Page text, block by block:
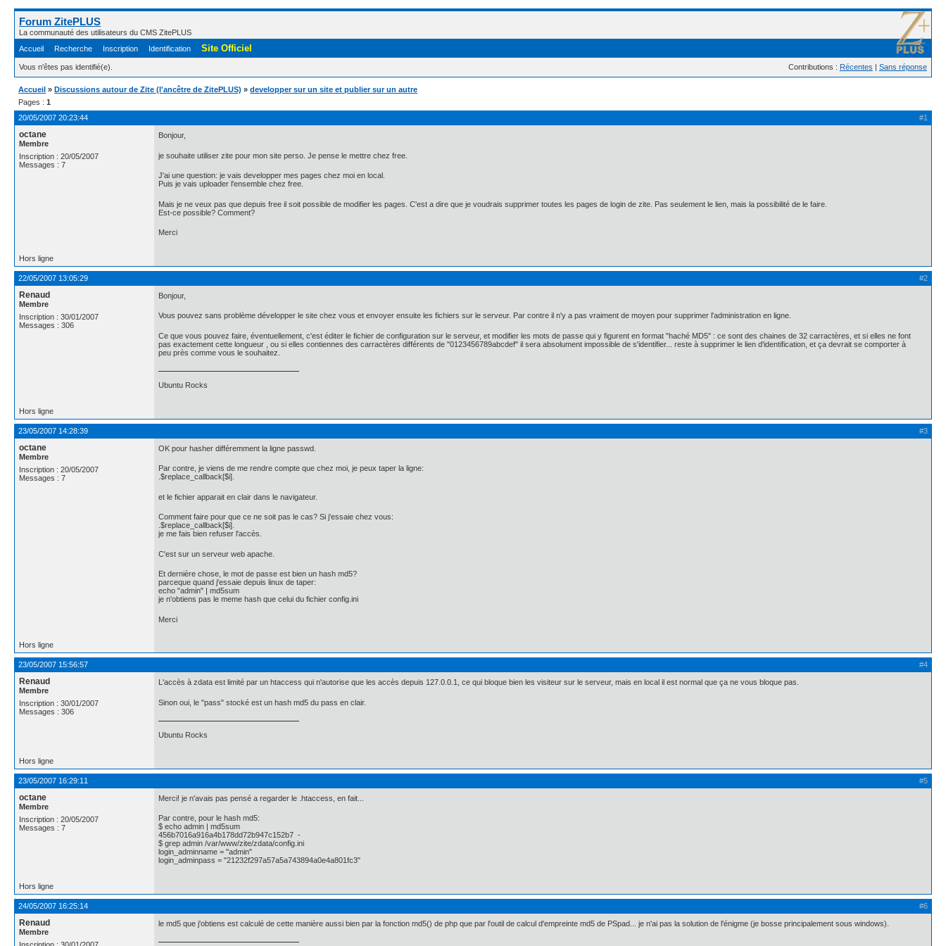
Forum ZitePLUS
La communauté des utilisateurs du CMS ZitePLUS
Accueil
Recherche Inscription Identification Site Officiel
Vous n'êtes pas identifié(e). Contributions : Récentes | Sans réponse
Accueil »Discussions autour de Zite (l'ancêtre de ZitePLUS) »developper sur un site et publier sur un autre
Pages :1
#1
20/05/2007 20:23:44
octane
Membre
Inscription : 20/05/2007
Messages : 7
Bonjour,
je souhaite utiliser zite pour mon site perso. Je pense le mettre chez free.
J'ai une question: je vais developper mes pages chez moi en local.
Puis je vais uploader l'ensemble chez free.
Mais je ne veux pas que depuis free il soit possible de modifier les pages. C'est a dire que je voudrais supprimer toutes les pages de login de zite. Pas seulement le lien, mais la possibilité de le faire.
Est-ce possible? Comment?
Merci
Hors ligne
#2
22/05/2007 13:05:29
Renaud
Membre
Inscription : 30/01/2007
Messages : 306
Bonjour,
Vous pouvez sans problème développer le site chez vous et envoyer ensuite les fichiers sur le serveur. Par contre il n'y a pas vraiment de moyen pour supprimer l'administration en ligne.
Ce que vous pouvez faire, éventuellement, c'est éditer le fichier de configuration sur le serveur, et modifier les mots de passe qui y figurent en format "haché MD5" : ce sont des chaines de 32 carractères, et si elles ne font
pas exactement cette longueur , ou si elles contiennes des carractères différents de "0123456789abcdef" il sera absolument impossible de s'identifier... reste à supprimer le lien d'identification, et ça devrait se comporter à
peu près comme vous le souhaitez.
Ubuntu Rocks
Hors ligne
#3
23/05/2007 14:28:39
octane
Membre
Inscription : 20/05/2007
Messages : 7
OK pour hasher différemment la ligne passwd.
Par contre, je viens de me rendre compte que chez moi, je peux taper la ligne:
.$replace_callback[$i].
et le fichier apparait en clair dans le navigateur.
Comment faire pour que ce ne soit pas le cas? Si j'essaie chez vous:
.$replace_callback[$i].
je me fais bien refuser l'accès.
C'est sur un serveur web apache.
Et dernière chose, le mot de passe est bien un hash md5?
parceque quand j'essaie depuis linux de taper:
echo "admin" | md5sum
je n'obtiens pas le meme hash que celui du fichier config.ini
Merci
Hors ligne
#4
23/05/2007 15:56:57
Renaud
Membre
Inscription : 30/01/2007
Messages : 306
L'accès à zdata est limité par un htaccess qui n'autorise que les accès depuis 127.0.0.1, ce qui bloque bien les visiteur sur le serveur, mais en local il est normal que ça ne vous bloque pas.
Sinon oui, le "pass" stocké est un hash md5 du pass en clair.
Ubuntu Rocks
Hors ligne
#5
23/05/2007 16:29:11
octane
Membre
Inscription : 20/05/2007
Messages : 7
Merci! je n'avais pas pensé a regarder le .htaccess, en fait...
Par contre, pour le hash md5:
$ echo admin | md5sum
456b7016a916a4b178dd72b947c152b7 -
$ grep admin /var/www/zite/zdata/config.ini
login_adminname = "admin"
login_adminpass = "21232f297a57a5a743894a0e4a801fc3"
Hors ligne
#6
24/05/2007 16:25:14
Renaud
Membre
Inscription : 30/01/2007
le md5 que j'obtiens est calculé de cette manière aussi bien par la fonction md5() de php que par l'outil de calcul d'empreinte md5 de PSpad... je n'ai pas la solution de l'énigme (je bosse principalement sous windows).